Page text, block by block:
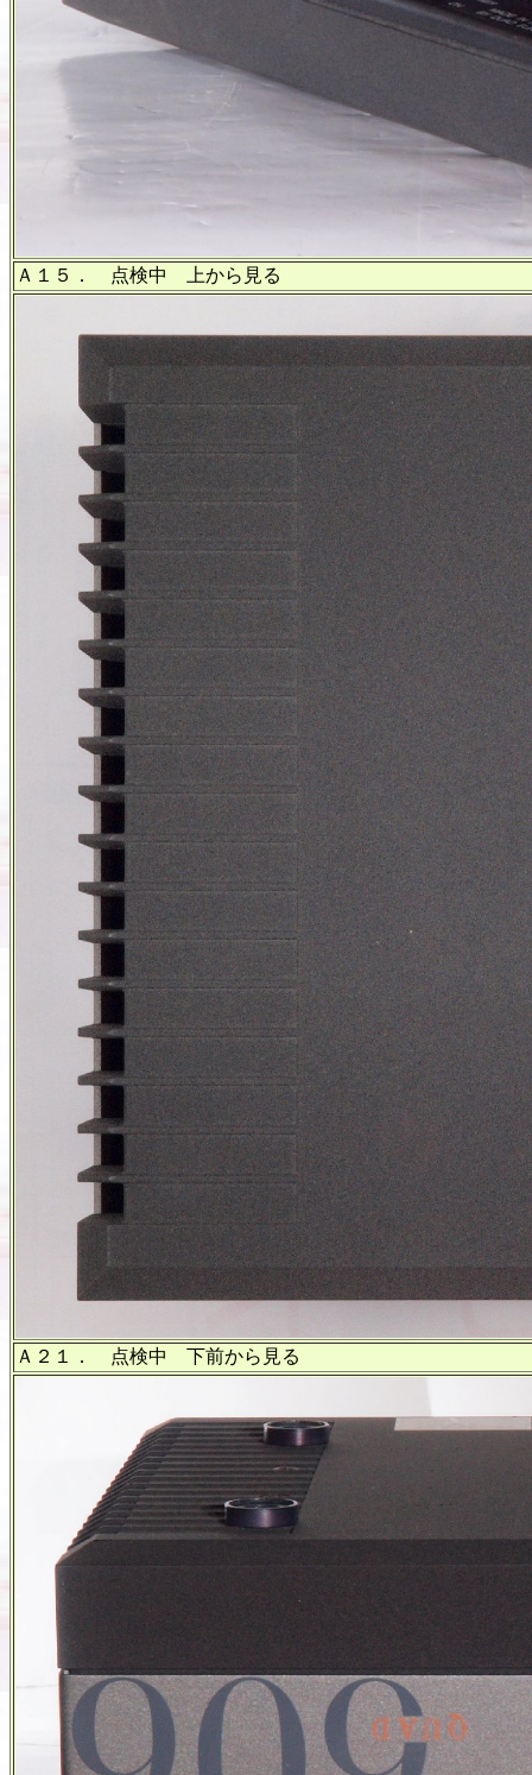
Ａ１５． 点検中 上から見る
Ａ２１． 点検中 下前から見る